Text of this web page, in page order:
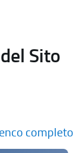
Sito
completo